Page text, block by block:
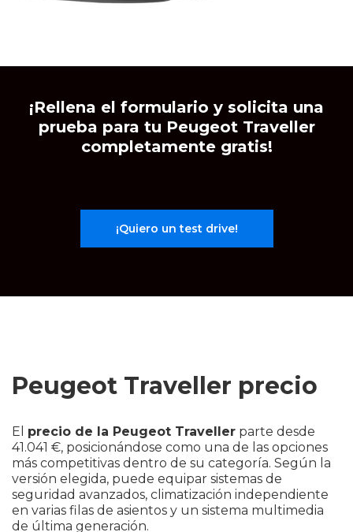
¡Rellena el formulario y solicita una
prueba para tu Peugeot Traveller
completamente gratis!
¡Quiero un test drive!
Peugeot Traveller precio
El precio de la Peugeot Traveller parte desde
41.041 €, posicionándose como una de las opciones
más competitivas dentro de su categoría. Según la
versión elegida, puede equipar sistemas de
seguridad avanzados, climatización independiente
en varias filas de asientos y un sistema multimedia
de última generación.